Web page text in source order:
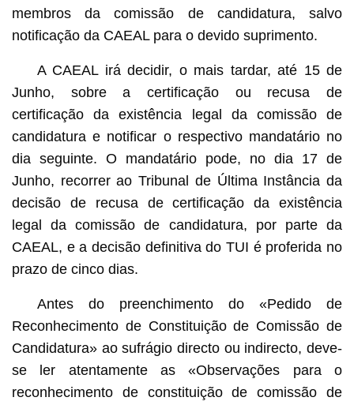
membros da comissão de candidatura, salvo
notificação da CAEAL para o devido suprimento.
A CAEAL irá decidir, o mais tardar, até 15 de
Junho, sobre a certificação ou recusa de
certificação da existência legal da comissão de
candidatura e notificar o respectivo mandatário no
dia seguinte. O mandatário pode, no dia 17 de
Junho, recorrer ao Tribunal de Última Instância da
decisão de recusa de certificação da existência
legal da comissão de candidatura, por parte da
CAEAL, e a decisão definitiva do TUI é proferida no
prazo de cinco dias.
Antes do preenchimento do «Pedido de
Reconhecimento de Constituição de Comissão de
Candidatura» ao sufrágio directo ou indirecto, deve-
se ler atentamente as «Observações para o
reconhecimento de constituição de comissão de